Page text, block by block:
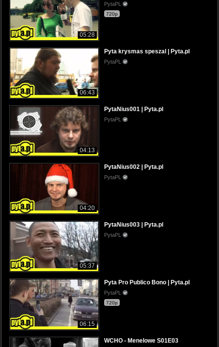
05:28
PytaPL
720p
06:43
Pyta krysmas speszal | Pyta.pl
PytaPL
04:13
PytaNius001 | Pyta.pl
PytaPL
04:20
PytaNius002 | Pyta.pl
PytaPL
05:37
PytaNius003 | Pyta.pl
PytaPL
06:15
Pyta Pro Publico Bono | Pyta.pl
PytaPL
720p
WCHO - Menelowe S01E03